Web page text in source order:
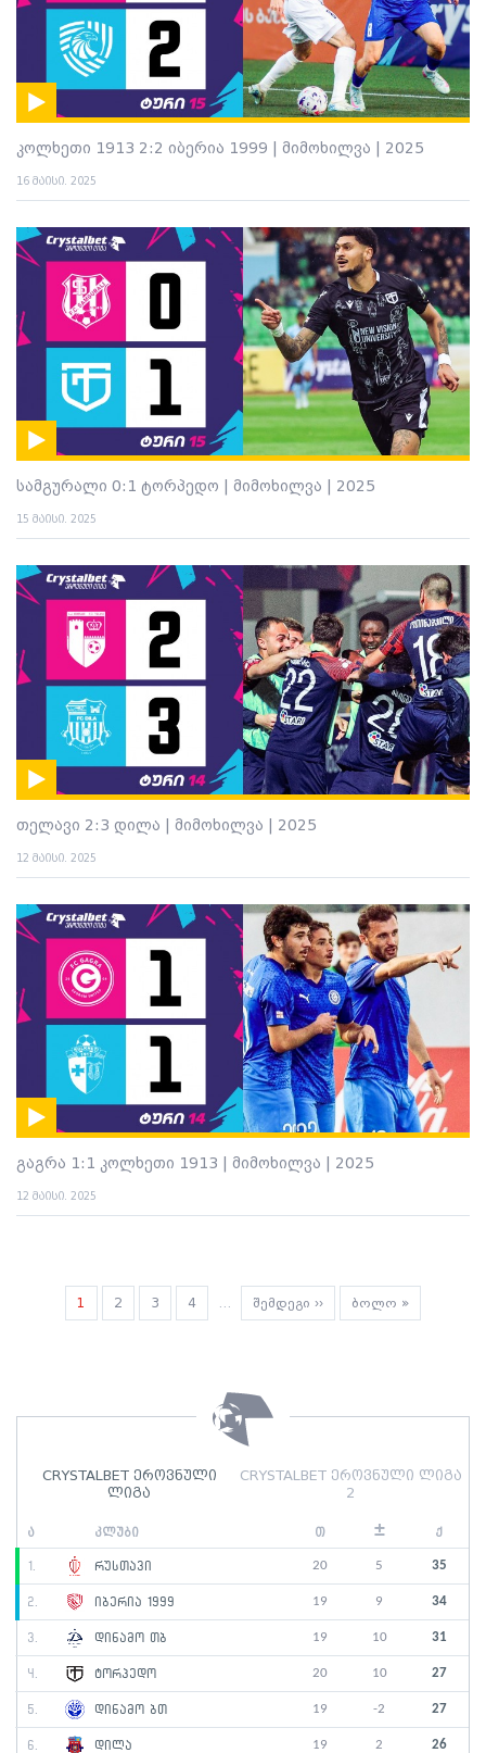
CRYSTALBET ეროვნული
ლიგა
CRYSTALBET ეროვნული ლიგა
2
ა კლუბი თ ± ქ
1. რუსთავი 20 5 35
2. იბერია 1999 19 9 34
3. დინამო თბ 19 10 31
4. ტორპედო 20 10 27
5. დინამო ბთ 19 -2 27
6. დილა 19 2 26
კოლხეთი 1913 2:2 იბერია 1999 | მიმოხილვა | 2025
16 მაისი. 2025
სამგურალი 0:1 ტორპედო | მიმოხილვა | 2025
15 მაისი. 2025
თელავი 2:3 დილა | მიმოხილვა | 2025
12 მაისი. 2025
გაგრა 1:1 კოლხეთი 1913 | მიმოხილვა | 2025
12 მაისი. 2025
Pagination
Current
page
1 გვერდი
2 გვერდი
3 გვერდი
4 …
Next
page
შემდეგი ››
Last
page
ბოლო »